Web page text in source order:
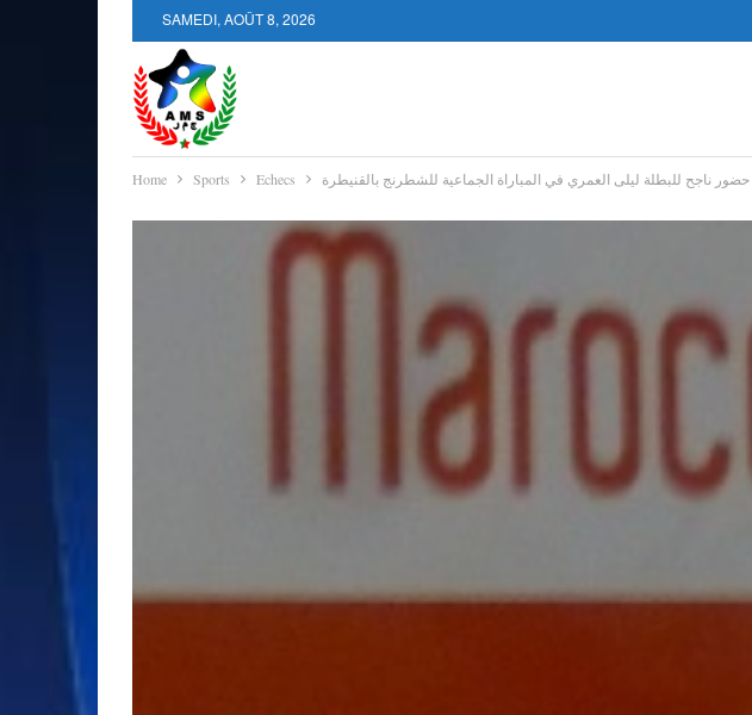
SAMEDI, AOÛT 8, 2026
Home Sports Echecs حضور ناجح للبطلة ليلى العمري في المباراة الجماعية للشطرنج بالقنيطرة